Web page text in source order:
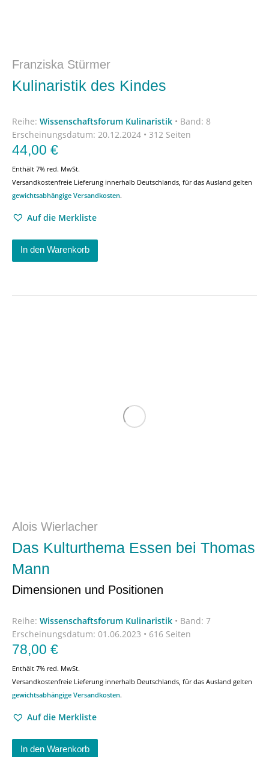
Franziska Stürmer
Kulinaristik des Kindes
Reihe: Wissenschaftsforum Kulinaristik • Band: 8
Erscheinungsdatum: 20.12.2024 • 312 Seiten
44,00 €
Enthält 7% red. MwSt.
Versandkostenfreie Lieferung innerhalb Deutschlands, für das Ausland gelten
gewichtsabhängige Versandkosten.
Auf die Merkliste
In den Warenkorb
Alois Wierlacher
Das Kulturthema Essen bei Thomas
Mann
Dimensionen und Positionen
Reihe: Wissenschaftsforum Kulinaristik • Band: 7
Erscheinungsdatum: 01.06.2023 • 616 Seiten
78,00 €
Enthält 7% red. MwSt.
Versandkostenfreie Lieferung innerhalb Deutschlands, für das Ausland gelten
gewichtsabhängige Versandkosten.
Auf die Merkliste
In den Warenkorb